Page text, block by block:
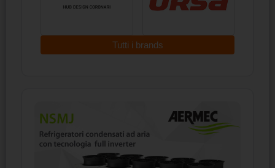
Tutti i brands